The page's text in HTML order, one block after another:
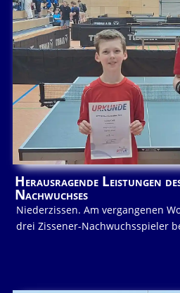
Herausragende Leistungen
Nachwuchses
Niederzissen. Am vergangenen
drei Zissener-Nachwuchsspieler